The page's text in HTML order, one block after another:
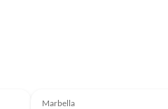
Marbella